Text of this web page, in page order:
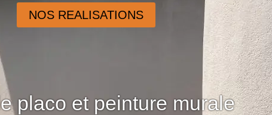
NOS REALISATIONS
placo et peinture murale